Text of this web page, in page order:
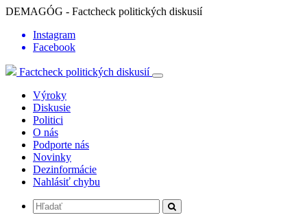
DEMAGÓG - Factcheck politických diskusií
Instagram
Facebook
Factcheck politických diskusií
Výroky
Diskusie
Politici
O nás
Podporte nás
Novinky
Dezinformácie
Nahlásiť chybu